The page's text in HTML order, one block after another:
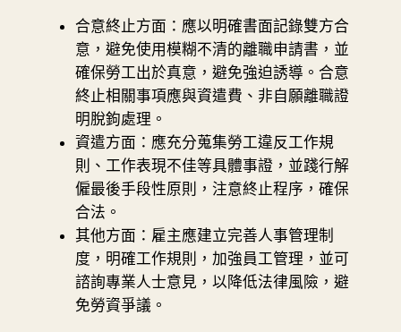
合意終止方面：應以明確書面記錄雙方合
意，避免使用模糊不清的離職申請書，並
確保勞工出於真意，避免強迫誘導。合意
終止相關事項應與資遣費、非自願離職證
明脫鉤處理。
資遣方面：應充分蒐集勞工違反工作規
則、工作表現不佳等具體事證，並踐行解
僱最後手段性原則，注意終止程序，確保
合法。
其他方面：雇主應建立完善人事管理制
度，明確工作規則，加強員工管理，並可
諮詢專業人士意見，以降低法律風險，避
免勞資爭議。